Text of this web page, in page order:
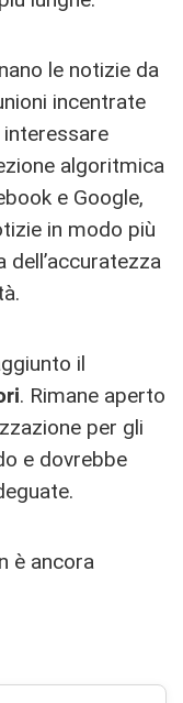
le notizie da
incentrate
algoritmica
e Google,
in modo più
dell’accuratezza
il
. Rimane aperto
per gli
e dovrebbe
è ancora